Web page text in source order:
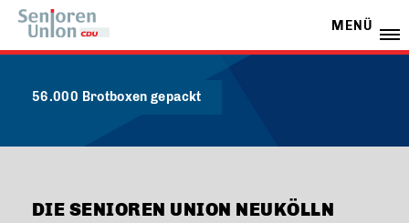
MENÜ
56.000 Brotboxen gepackt
DIE SENIOREN UNION NEUKÖLLN